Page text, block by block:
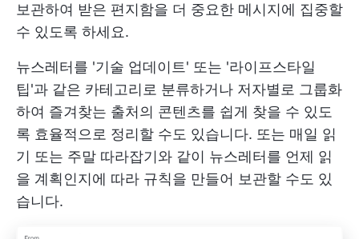
보관하여 받은 편지함을 더 중요한 메시지에 집중할
수 있도록 하세요.
뉴스레터를 '기술 업데이트' 또는 '라이프스타일
팁'과 같은 카테고리로 분류하거나 저자별로 그룹화
하여 즐겨찾는 출처의 콘텐츠를 쉽게 찾을 수 있도
록 효율적으로 정리할 수도 있습니다. 또는 매일 읽
기 또는 주말 따라잡기와 같이 뉴스레터를 언제 읽
을 계획인지에 따라 규칙을 만들어 보관할 수도 있
습니다.